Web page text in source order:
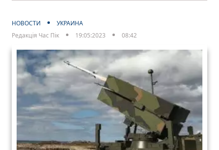
НОВОСТИ
УКРАИНА
Редакція Час Пік
19:05:2023 08:42